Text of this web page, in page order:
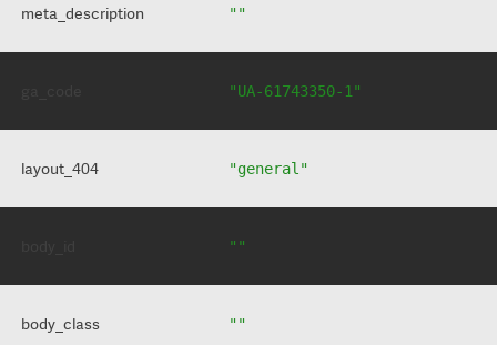
meta_description ""
"UA-61743350-1"
layout_404 "general"
""
body_class ""